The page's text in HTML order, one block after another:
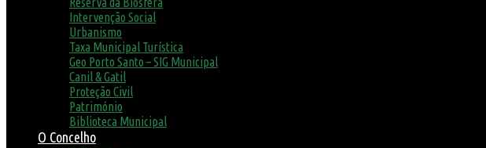
Intervenção Social
Urbanismo
Taxa Municipal Turística
Geo Porto Santo – SIG Municipal
Canil & Gatil
Proteção Civil
Património
Biblioteca Municipal
O Concelho